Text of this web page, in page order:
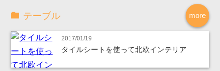
more
テーブル
2017/01/19
タイルシートを使って北欧インテリア